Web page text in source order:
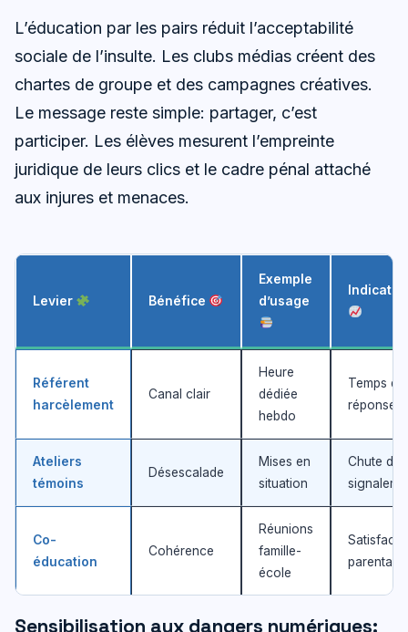
L’éducation par les pairs réduit l’acceptabilité
sociale de l’insulte. Les clubs médias créent des
chartes de groupe et des campagnes créatives.
Le message reste simple: partager, c’est
participer. Les élèves mesurent l’empreinte
juridique de leurs clics et le cadre pénal attaché
aux injures et menaces.
Levier Bénéfice
Exemple
d’usage
Référent
harcèlement
Canal clair
Heure
dédiée
hebdo
Temps de
réponse
Ateliers
témoins
Désescalade
Mises en
situation
Chute des
Co-
éducation
Cohérence
Réunions
famille-
école
parentale
Sensibilisation aux dangers numériques: